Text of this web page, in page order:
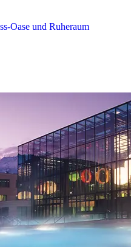
Oase und Ruheraum